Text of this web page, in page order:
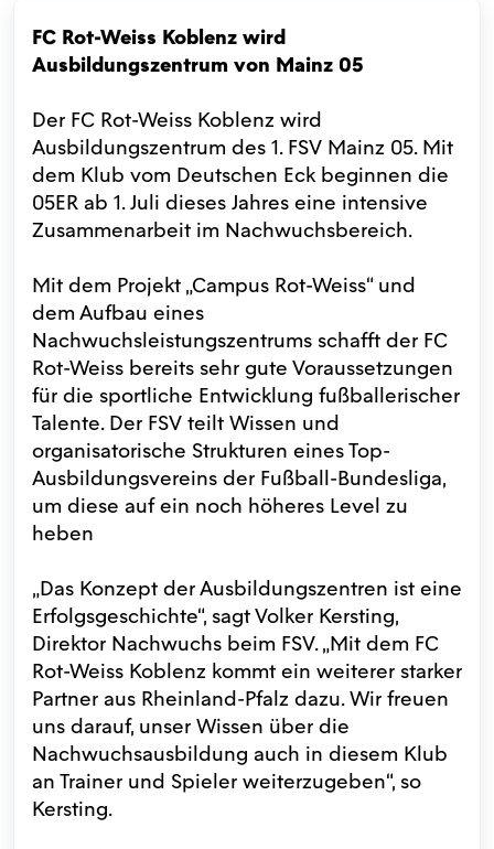
FC Rot-Weiss Koblenz wird
Ausbildungszentrum von Mainz 05
Der FC Rot-Weiss Koblenz wird
Ausbildungszentrum des 1. FSV Mainz 05. Mit
dem Klub vom Deutschen Eck beginnen die
05ER ab 1. Juli dieses Jahres eine intensive
Zusammenarbeit im Nachwuchsbereich.
Mit dem Projekt „Campus Rot-Weiss“ und
dem Aufbau eines
Nachwuchsleistungszentrums schafft der FC
Rot-Weiss bereits sehr gute Voraussetzungen
für die sportliche Entwicklung fußballerischer
Talente. Der FSV teilt Wissen und
organisatorische Strukturen eines Top-
Ausbildungsvereins der Fußball-Bundesliga,
um diese auf ein noch höheres Level zu
heben
„Das Konzept der Ausbildungszentren ist eine
Erfolgsgeschichte“, sagt Volker Kersting,
Direktor Nachwuchs beim FSV. „Mit dem FC
Rot-Weiss Koblenz kommt ein weiterer starker
Partner aus Rheinland-Pfalz dazu. Wir freuen
uns darauf, unser Wissen über die
Nachwuchsausbildung auch in diesem Klub
an Trainer und Spieler weiterzugeben“, so
Kersting.